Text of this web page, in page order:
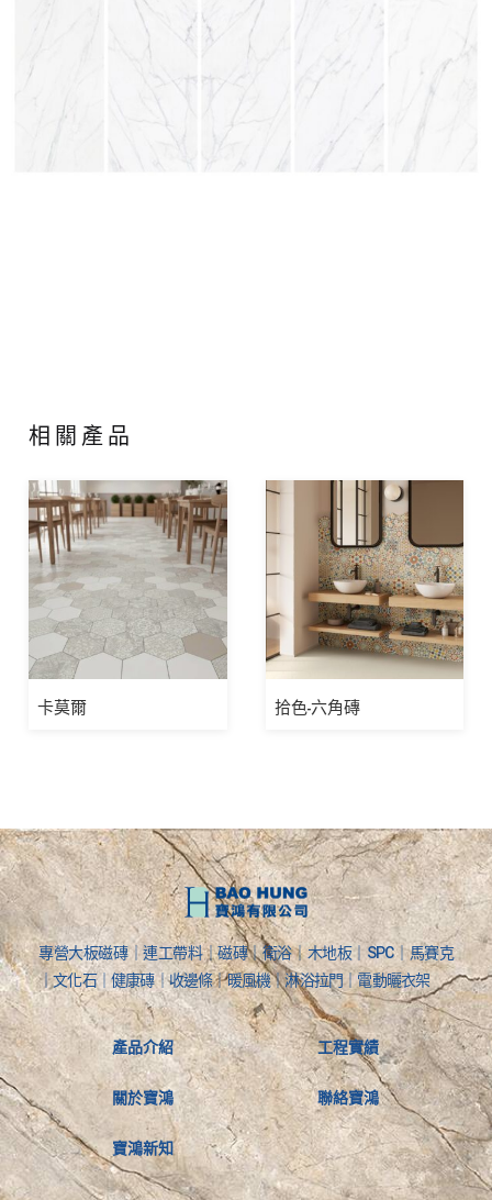
相關產品
卡莫爾 拾色-六角磚
專營大板磁磚｜連工帶料｜磁磚｜衛浴｜木地板｜SPC｜馬賽克
｜文化石｜健康磚｜收邊條｜暖風機｜淋浴拉門｜電動曬衣架
產品介紹
關於寶鴻
寶鴻新知
工程實績
聯絡寶鴻